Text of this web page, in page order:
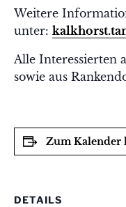
Weitere
unter:
Alle Interessierten
sowie aus
Zum Kalender
DETAILS